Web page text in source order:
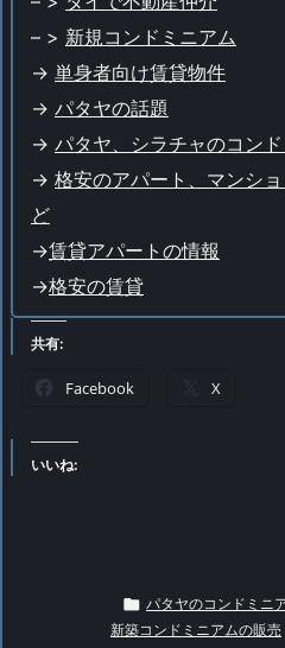
– > 新規コンドミニアム
-> 単身者向け賃貸物件
-> パタヤの話題
-> パタヤ、シラチャのコン
-> 格安のアパート、マンシ
ど
->賃貸アパートの情報
->格安の賃貸
共有:
Facebook X
いいね:
 パタヤのコンドミニ
新築コンドミニアムの販売